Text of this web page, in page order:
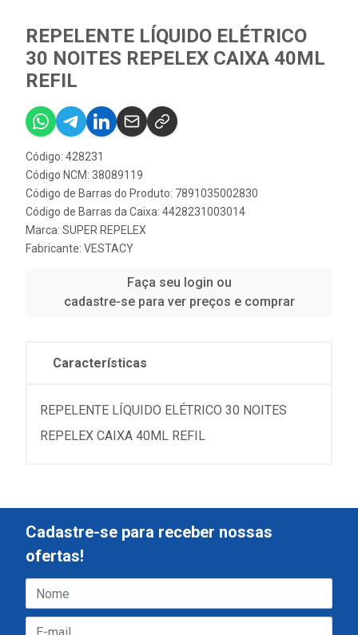
REPELENTE LÍQUIDO ELÉTRICO
30 NOITES REPELEX CAIXA 40ML
REFIL
Código: 428231
Código NCM: 38089119
Código de Barras do Produto: 7891035002830
Código de Barras da Caixa: 4428231003014
Marca: SUPER REPELEX
Fabricante: VESTACY
Faça seu login ou
cadastre-se para ver preços e comprar
Características
REPELENTE LÍQUIDO ELÉTRICO 30 NOITES
REPELEX CAIXA 40ML REFIL
Cadastre-se para receber nossas
ofertas!